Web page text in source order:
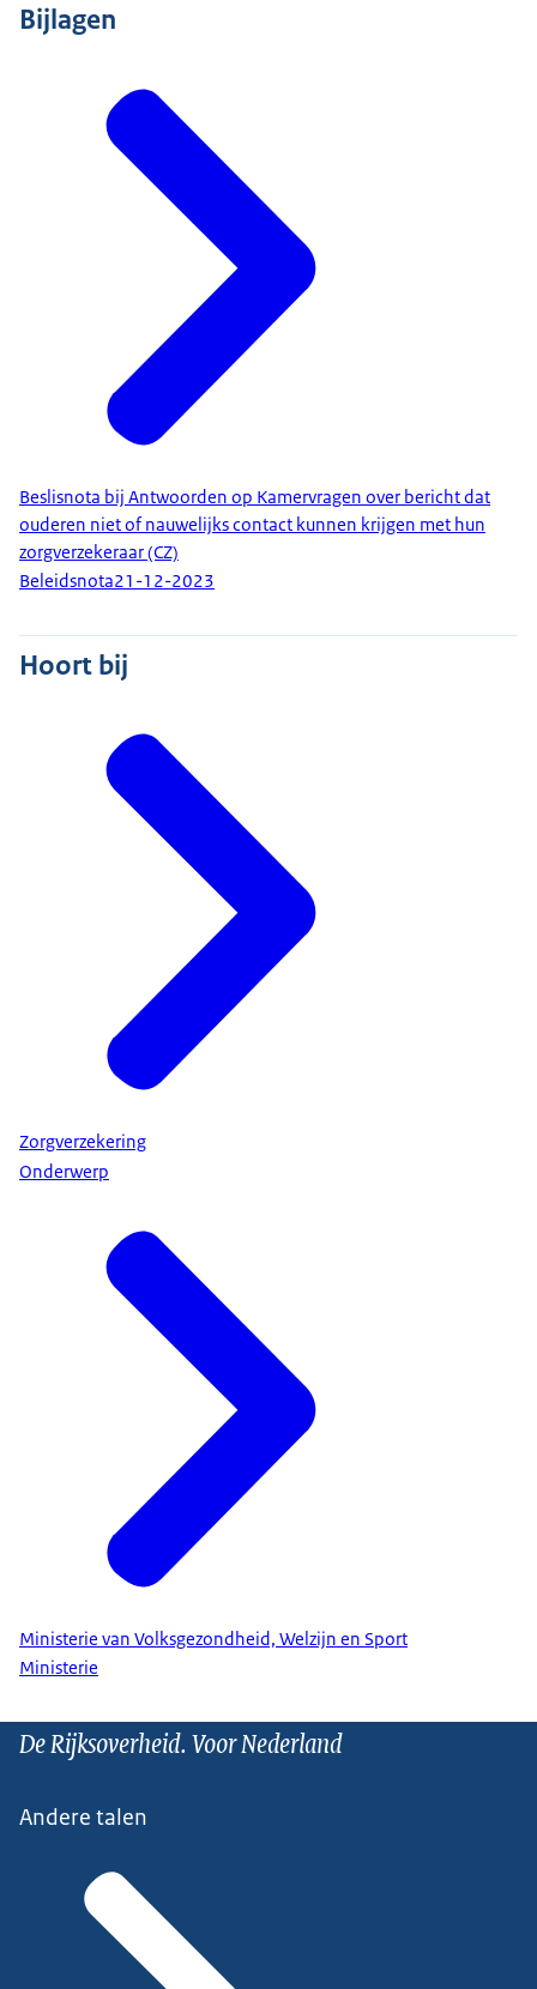
Bijlagen
Beslisnota bij Antwoorden op Kamervragen over bericht dat
ouderen niet of nauwelijks contact kunnen krijgen met hun
zorgverzekeraar (CZ)
Beleidsnota21-12-2023
Hoort bij
Zorgverzekering
Onderwerp
Ministerie van Volksgezondheid, Welzijn en Sport
Ministerie
De Rijksoverheid. Voor Nederland
Andere talen